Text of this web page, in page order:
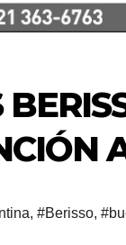
, #Berisso,